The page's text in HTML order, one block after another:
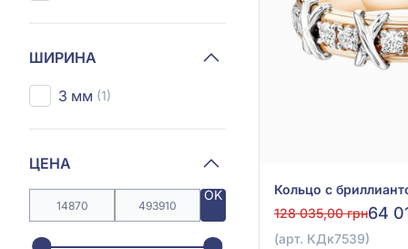
ШИРИНА
3 мм (1)
ЦЕНА
OK
128 035,00 грн64
(арт. КДк7539)